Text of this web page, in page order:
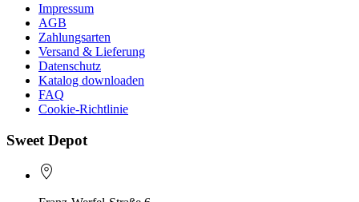
Impressum
AGB
Zahlungsarten
Versand & Lieferung
Datenschutz
Katalog downloaden
FAQ
Cookie-Richtlinie
Sweet Depot